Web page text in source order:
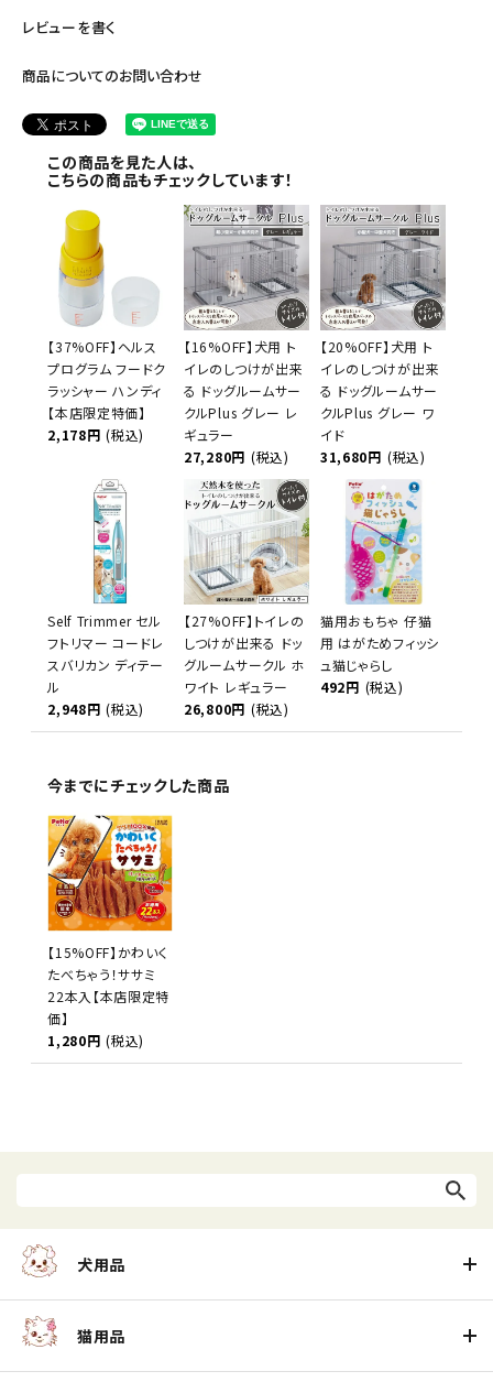
レビューを書く
商品についてのお問い合わせ
この商品を見た人は、
こちらの商品もチェックしています！
【37%OFF】ヘルス
プログラム フードク
ラッシャー ハンディ
【本店限定特価】
2,178円 (税込)
【16%OFF】犬用 ト
イレのしつけが出来
る ドッグルームサー
クルPlus グレー レ
ギュラー
27,280円 (税込)
【20%OFF】犬用 ト
イレのしつけが出来
る ドッグルームサー
クルPlus グレー ワ
イド
31,680円 (税込)
Self Trimmer セル
フトリマー コードレ
スバリカン ディテー
ル
2,948円 (税込)
【27%OFF】トイレの
しつけが出来る ドッ
グルームサークル ホ
ワイト レギュラー
26,800円 (税込)
猫用おもちゃ 仔猫
用 はがためフィッシ
ュ猫じゃらし
492円 (税込)
今までにチェックした商品
【15%OFF】かわいく
たべちゃう！ササミ
22本入【本店限定特
価】
1,280円 (税込)
犬用品
猫用品